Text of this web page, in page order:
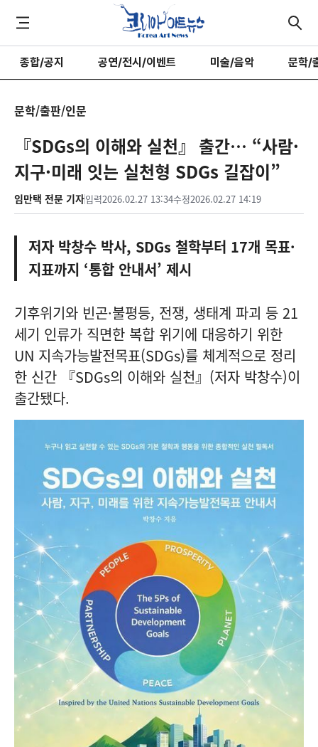
종합/공지 공연/전시/이벤트 미술/음악 문학/
문학/출판/인문
『SDGs의 이해와 실천』 출간… “사람·
지구·미래 잇는 실천형 SDGs 길잡이”
임만택 전문 기자입력2026.02.27 13:34수정2026.02.27 14:19
저자 박창수 박사, SDGs 철학부터 17개 목표·
지표까지 ‘통합 안내서’ 제시
기후위기와 빈곤·불평등, 전쟁, 생태계 파괴 등 21
세기 인류가 직면한 복합 위기에 대응하기 위한
UN 지속가능발전목표(SDGs)를 체계적으로 정리
한 신간 『SDGs의 이해와 실천』(저자 박창수)이
출간됐다.